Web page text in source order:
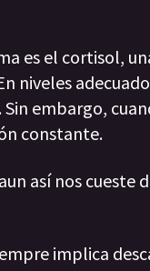
es el cortisol,
niveles
embargo,
constante.
así nos cueste
implica